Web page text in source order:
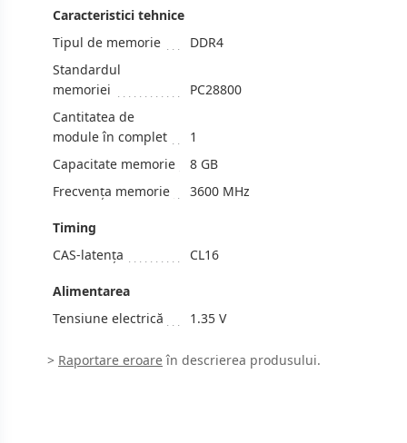
Caracteristici tehnice
Tipul de memorie
DDR4
Standardul
memoriei
PC28800
Cantitatea de
module în complet
1
Capacitate memorie
8 GB
Frecvenţa memorie
3600 MHz
Timing
CAS-latența
CL16
Alimentarea
Tensiune electrică
1.35 V
> Raportare eroareîn descrierea produsului.